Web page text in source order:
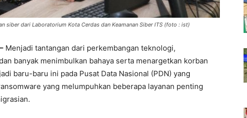
siber dari Laboratorium Kota Cerdas dan Keamanan Siber ITS (foto : ist)
Menjadi tantangan dari perkembangan teknologi,
banyak menimbulkan bahaya serta menargetkan korban
baru-baru ini pada Pusat Data Nasional (PDN) yang
yang melumpuhkan beberapa layanan penting